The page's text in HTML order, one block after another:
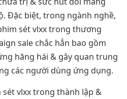
Đặc biệt, trong ngành nghề,
sét vlxx trong thương
sale chắc hẳn bao gồm
hăng hái & gây quan trung
các người dùng ứng dụng.
sét vlxx trong thành lập &